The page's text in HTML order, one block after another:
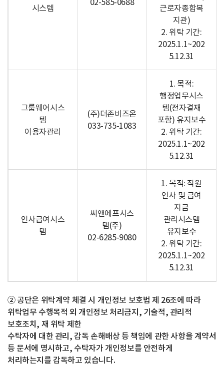
시스템
02-585-0688
근로자종합복
지관)
2. 위탁 기간:
2025.1.1~202
5.12.31
그룹웨어시스
템
이용자관리
(주)더존비즈온
033-735-1083
1. 목적:
행정업무시스
템(전자결재
포함) 유지보수
2. 위탁 기간:
2025.1.1~202
5.12.31
인사급여시스
템
씨앤에프시스
템(주)
02-6285-9080
1. 목적: 직원
인사 및 급여
지금
관리시스템
유지보수
2. 위탁 기간:
2025.1.1~202
5.12.31
② 공단은 위탁계약 체결 시 개인정보 보호법 제 26조에 따라
위탁업무 수행목적 외 개인정보 처리금지, 기술적, 관리적
보호조치, 재 위탁 제한
수탁자에 대한 관리, 감독 손해배상 등 책임에 관한 사항을 계약서
등 문서에 명시하고, 수탁자가 개인정보를 안전하게
처리하는지를 감독하고 있습니다.